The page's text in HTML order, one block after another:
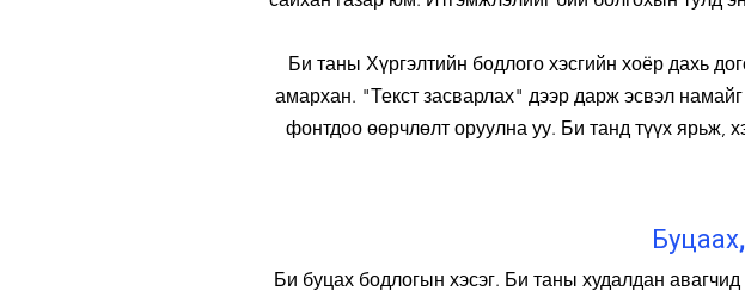
Би таны Хүргэлтийн бодлого хэсгийн хоёр дахь
амархан. "Текст засварлах" дээр дарж эсвэл
фонтдоо өөрчлөлт оруулна уу. Би танд түүх ярьж,
Би буцах бодлогын хэсэг. Би таны худалдан